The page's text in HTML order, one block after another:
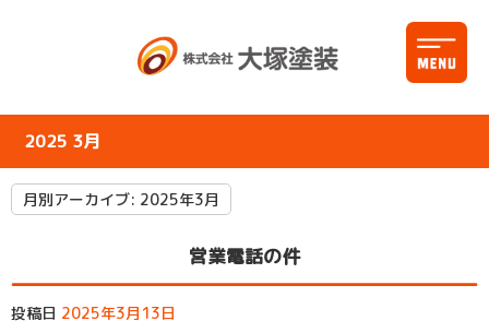
2025 3月
月別アーカイブ: 2025年3月
営業電話の件
投稿日 2025年3月13日